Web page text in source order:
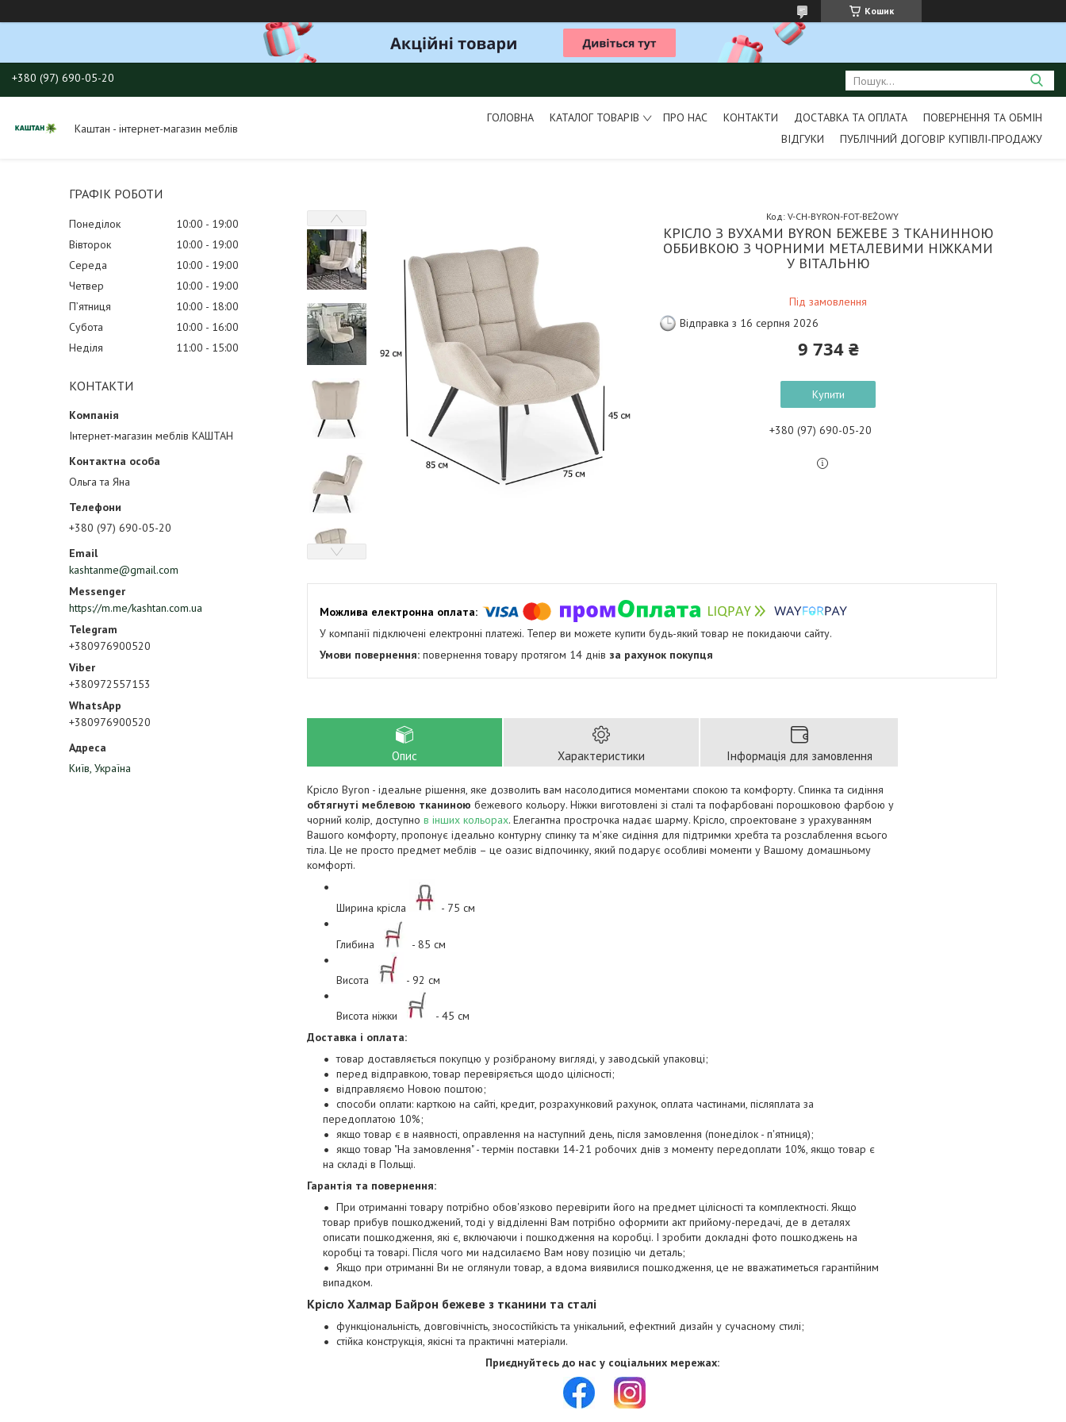
Кошик
+380 (97) 690-05-20
Каштан - інтернет-магазин меблів
ГОЛОВНА КАТАЛОГ ТОВАРІВ ПРО НАС КОНТАКТИ ДОСТАВКА ТА ОПЛАТА
ПОВЕРНЕННЯ ТА ОБМІН
ВІДГУКИ
ПУБЛІЧНИЙ ДОГОВІР КУПІВЛІ-ПРОДАЖУ
ГРАФІК РОБОТИ
Понеділок 10:00
19:00
Вівторок
10:00
19:00
Середа
10:00
19:00
Четвер
10:00
19:00
Пʼятниця
10:00
18:00
Субота
10:00
16:00
Неділя
11:00 15:00
КОНТАКТИ
Інтернет-магазин меблів КАШТАН
Ольга та Яна
+380 (97) 690-05-20
kashtanme@gmail.com
https://m.me/kashtan.com.ua
+380976900520
+380972557153
+380976900520
Київ, Україна
КРІСЛО З ВУХАМИ BYRON БЕЖЕВЕ З ТКАНИННОЮ
ОББИВКОЮ З ЧОРНИМИ МЕТАЛЕВИМИ НІЖКАМИ
У ВІТАЛЬНЮ
Під замовлення
Код: V-CH-BYRON-FOT-BEŻOWY
Відправка з 16 серпня 2026
9 734 ₴
Купити
+380 (97) 690-05-20
У компанії підключені електронні платежі. Тепер ви можете купити будь-який товар не покидаючи сайту.
повернення товару протягом 14 днів за рахунок покупця
Опис Характеристики Інформація для замовлення
Крісло Byron - ідеальне рішення, яке дозволить вам насолодитися моментами спокою та комфорту. Спинка та сидіння
обтягнуті меблевою тканиною бежевого кольору. Ніжки виготовлені зі сталі та пофарбовані порошковою фарбою у
чорний колір, доступно в інших кольорах. Елегантна прострочка надає шарму. Крісло, спроектоване з урахуванням
Вашого комфорту, пропонує ідеально контурну спинку та м'яке сидіння для підтримки хребта та розслаблення всього
тіла. Це не просто предмет меблів – це оазис відпочинку, який подарує особливі моменти у Вашому домашньому
комфорті.
Ширина крісла - 75 см
Глибина - 85 см
Висота - 92 см
Висота ніжки
- 45 см
Доставка і оплата:
товар доставляється покупцю у розібраному вигляді, у заводській упаковці;
перед відправкою, товар перевіряється щодо цілісності;
відправляємо Новою поштою;
способи оплати: карткою на сайті, кредит, розрахунковий рахунок, оплата частинами, післяплата за
передоплатою 10%;
якщо товар є в наявності, оправлення на наступний день, після замовлення (понеділок - п'ятниця);
якщо товар "На замовлення" - термін поставки 14-21 робочих днів з моменту передоплати 10%, якщо товар є
на складі в Польщі.
Гарантія та повернення:
При отриманні товару потрібно обов'язково перевірити його на предмет цілісності та комплектності. Якщо
товар прибув пошкоджений, тоді у відділенні Вам потрібно оформити акт прийому-передачі, де в деталях
описати пошкодження, які є, включаючи і пошкодження на коробці. І зробити докладні фото пошкоджень на
коробці та товарі. Після чого ми надсилаємо Вам нову позицію чи деталь;
Якщо при отриманні Ви не оглянули товар, а вдома виявилися пошкодження, це не вважатиметься гарантійним
випадком.
Крісло Халмар Байрон бежеве з тканини та сталі
функціональність, довговічність, зносостійкість та унікальний, ефектний дизайн у сучасному стилі;
стійка конструкція, якісні та практичні матеріали.
Приєднуйтесь до нас у соціальних мережах: